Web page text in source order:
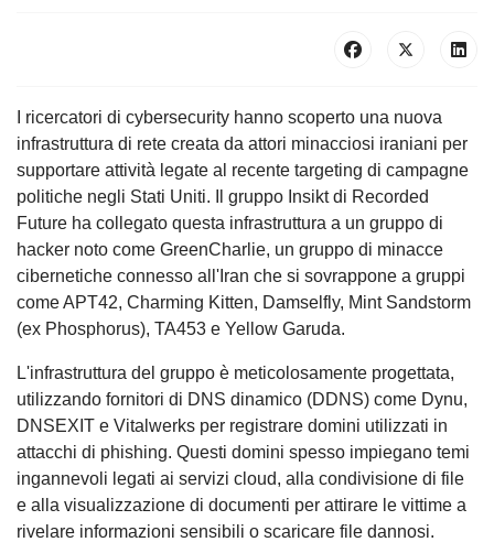
I ricercatori di cybersecurity hanno scoperto una nuova
infrastruttura di rete creata da attori minacciosi iraniani per
supportare attività legate al recente targeting di campagne
politiche negli Stati Uniti. Il gruppo Insikt di Recorded
Future ha collegato questa infrastruttura a un gruppo di
hacker noto come GreenCharlie, un gruppo di minacce
cibernetiche connesso all'Iran che si sovrappone a gruppi
come APT42, Charming Kitten, Damselfly, Mint Sandstorm
(ex Phosphorus), TA453 e Yellow Garuda.
L'infrastruttura del gruppo è meticolosamente progettata,
utilizzando fornitori di DNS dinamico (DDNS) come Dynu,
DNSEXIT e Vitalwerks per registrare domini utilizzati in
attacchi di phishing. Questi domini spesso impiegano temi
ingannevoli legati ai servizi cloud, alla condivisione di file
e alla visualizzazione di documenti per attirare le vittime a
rivelare informazioni sensibili o scaricare file dannosi.